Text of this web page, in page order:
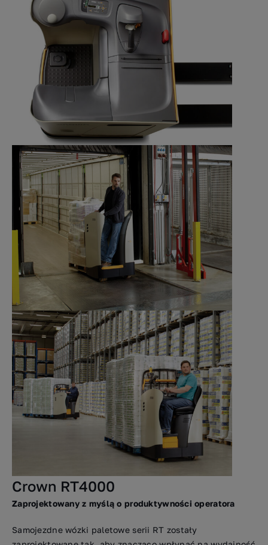
Crown RT4000
Zaprojektowany z myślą o produktywności operatora
Samojezdne wózki paletowe serii RT zostały